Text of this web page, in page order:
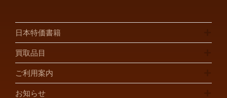
日本特価書籍
買取品目
ご利用案内
お知らせ